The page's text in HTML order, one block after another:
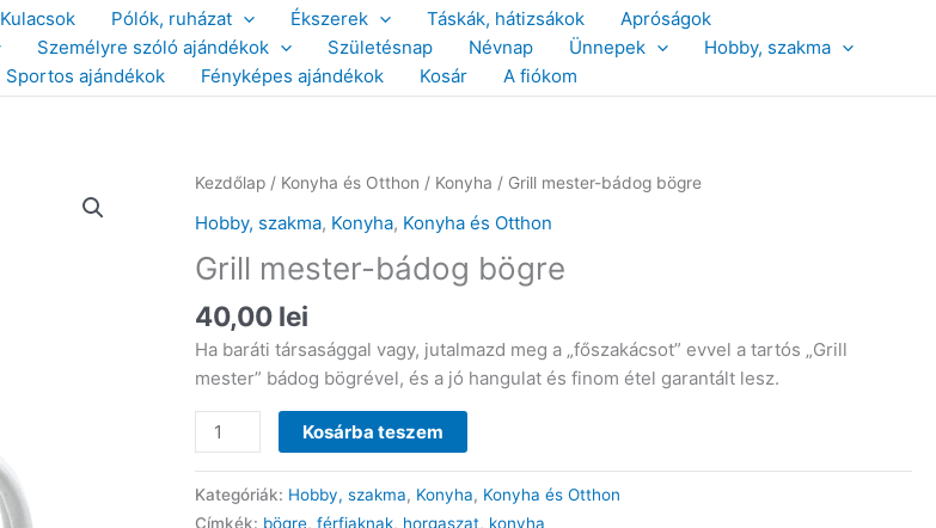
Kulacsok Pólók, ruházat Ékszerek Táskák, hátizsákok
Apróságok
Személyre szóló ajándékok Születésnap Névnap Ünnepek
Hobby, szakma
Sportos ajándékok Fényképes ajándékok Kosár A fiókom
Kezdőlap / Konyha és Otthon / Konyha / Grill mester-bádog bögre
Hobby, szakma, Konyha, Konyha és Otthon
Grill mester-bádog bögre
40,00 lei
Ha baráti társasággal vagy, jutalmazd meg a „főszakácsot” evvel a tartós „Grill
mester” bádog bögrével, és a jó hangulat és finom étel garantált lesz.
Grill
mester-
bögre
Kosárba teszem
Kategóriák: Hobby, szakma, Konyha, Konyha és Otthon
Címkék: bögre,férfiaknak, horgaszat, konyha